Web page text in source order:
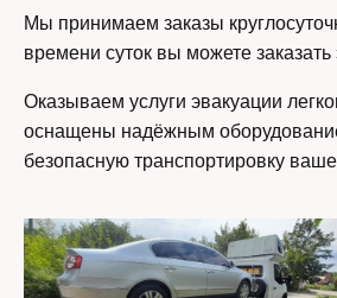
Мы принимаем заказы
времени суток вы можете
Оказываем услуги эвакуации
оснащены надёжным
безопасную транспортировку